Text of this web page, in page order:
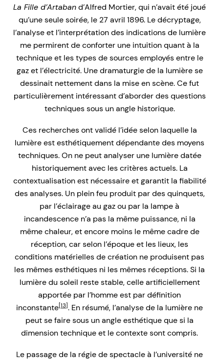
La Fille d’Artaband’Alfred Mortier, qui n’avait été joué
qu’une seule soirée, le 27 avril 1896. Le décryptage,
l’analyse et l’interprétation des indications de lumière
me permirent de conforter une intuition quant à la
technique et les types de sources employés entre le
gaz et l’électricité. Une dramaturgie de la lumière se
dessinait nettement dans la mise en scène. Ce fut
particulièrement intéressant d’aborder des questions
techniques sous un angle historique.
Ces recherches ont validé l’idée selon laquelle la
lumière est esthétiquement dépendante des moyens
techniques. On ne peut analyser une lumière datée
historiquement avec les critères actuels. La
contextualisation est nécessaire et garantit la fiabilité
des analyses. Un plein feu produit par des quinquets,
par l’éclairage au gaz ou par la lampe à
incandescence n’a pas la même puissance, ni la
même chaleur, et encore moins le même cadre de
réception, car selon l’époque et les lieux, les
conditions matérielles de création ne produisent pas
les mêmes esthétiques ni les mêmes réceptions. Si la
lumière du soleil reste stable, celle artificiellement
apportée par l’homme est par définition
inconstante[13]. En résumé, l’analyse de la lumière ne
peut se faire sous un angle esthétique que si la
dimension technique et le contexte sont compris.
Le passage de la régie de spectacle à l’université ne